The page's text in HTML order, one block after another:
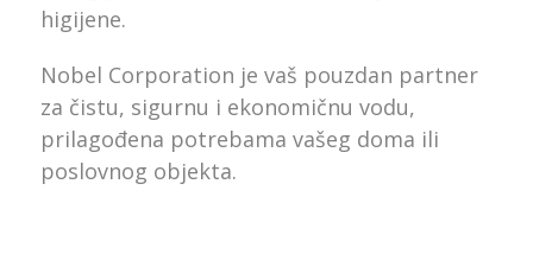
higijene.
Nobel Corporation je vaš pouzdan partner
za čistu, sigurnu i ekonomičnu vodu,
prilagođena potrebama vašeg doma ili
poslovnog objekta.